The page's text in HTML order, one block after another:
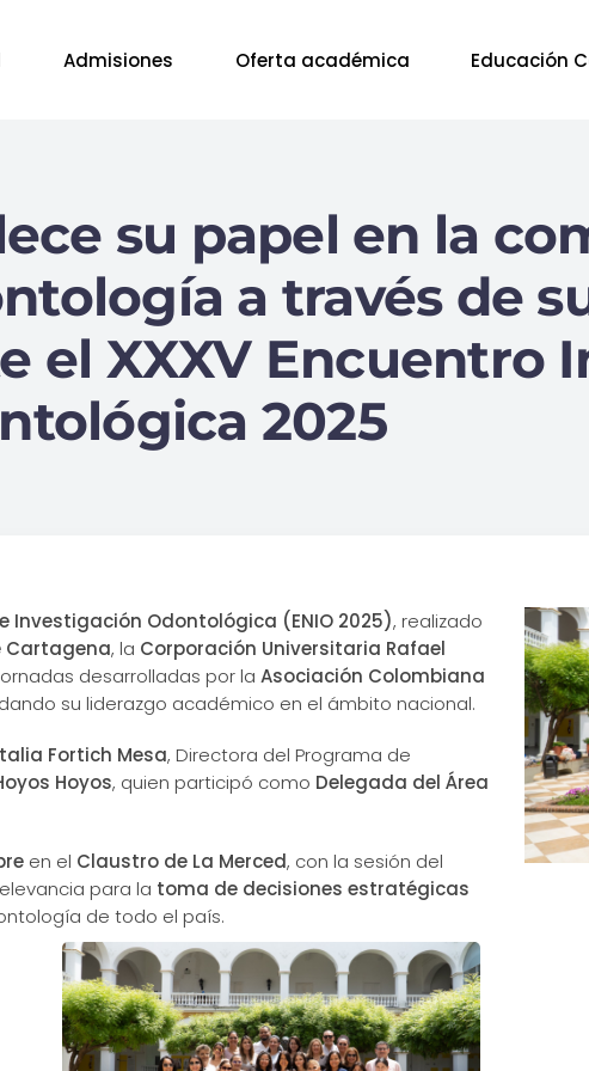
Admisiones Oferta académica Educación
su papel en la
a través de
el XXXV Encuentro
2025
Investigación Odontológica (ENIO 2025), realizado
Cartagena, la Corporación Universitaria Rafael
desarrolladas por la Asociación Colombiana
su liderazgo académico en el ámbito nacional.
Fortich Mesa, Directora del Programa de
Hoyos, quien participó como Delegada del Área
en el Claustro de La Merced, con la sesión del
para la toma de decisiones estratégicas
de todo el país.